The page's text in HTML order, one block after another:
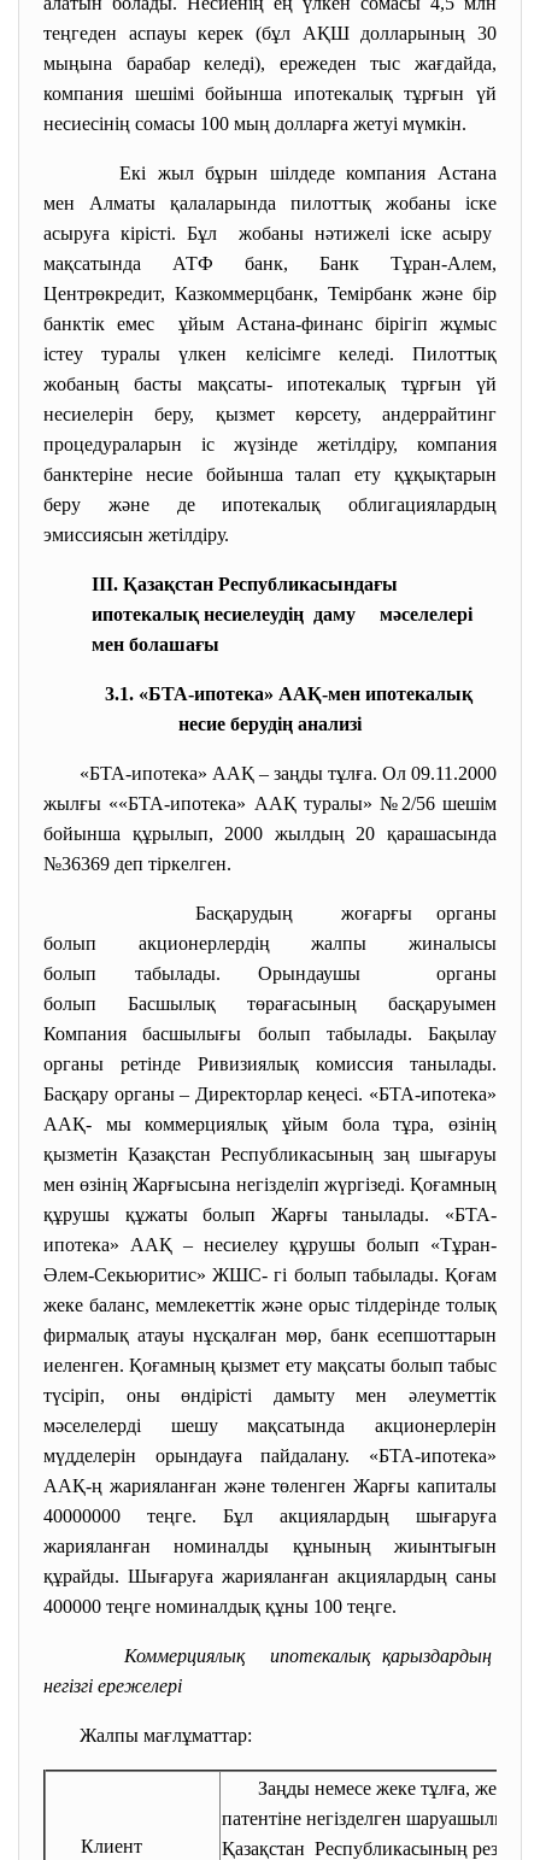
теңгеден аспауы керек (бұл АҚШ долларының 30
мыңына барабар келеді), ережеден тыс жағдайда,
компания шешімі бойынша ипотекалық тұрғын үй
несиесінің сомасы 100 мың долларға жетуі мүмкін.
Екі жыл бұрын шілдеде компания Астана
мен Алматы қалаларында пилоттық жобаны іске
асыруға кірісті. Бұл жобаны нәтижелі іске асыру
мақсатында АТФ банк, Банк Тұран-Алем,
Центрөкредит, Казкоммерцбанк, Темірбанк және бір
банктік емес ұйым Астана-финанс бірігіп жұмыс
істеу туралы үлкен келісімге келеді. Пилоттық
жобаның басты мақсаты- ипотекалық тұрғын үй
несиелерін беру, қызмет көрсету, андеррайтинг
процедураларын іс жүзінде жетілдіру, компания
банктеріне несие бойынша талап ету құқықтарын
беру және де ипотекалық облигациялардың
эмиссиясын жетілдіру.
III. Қазақстан Республикасындағы
ипотекалық несиелеудің даму мәселелері
мен болашағы
3.1. «БТА-ипотека» ААҚ-мен ипотекалық
несие берудің анализі
«БТА-ипотека» ААҚ – заңды тұлға. Ол 09.11.2000
жылғы ««БТА-ипотека» ААҚ туралы» №2/56 шешім
бойынша құрылып, 2000 жылдың 20 қарашасында
№36369 деп тіркелген.
Басқарудың жоғарғы органы
болып акционерлердің жалпы жиналысы
болып табылады. Орындаушы органы
болып Басшылық төрағасының басқаруымен
Компания басшылығы болып табылады. Бақылау
органы ретінде Ривизиялық комиссия танылады.
Басқару органы – Директорлар кеңесі. «БТА-ипотека»
ААҚ- мы коммерциялық ұйым бола тұра, өзінің
қызметін Қазақстан Республикасының заң шығаруы
мен өзінің Жарғысына негізделіп жүргізеді. Қоғамның
құрушы құжаты болып Жарғы танылады. «БТА-
ипотека» ААҚ – несиелеу құрушы болып «Тұран-
Әлем-Секьюритис» ЖШС- гі болып табылады. Қоғам
жеке баланс, мемлекеттік және орыс тілдерінде толық
фирмалық атауы нұсқалған мөр, банк есепшоттарын
иеленген. Қоғамның қызмет ету мақсаты болып табыс
түсіріп, оны өндірісті дамыту мен әлеуметтік
мәселелерді шешу мақсатында акционерлерін
мүдделерін орындауға пайдалану. «БТА-ипотека»
ААҚ-ң жарияланған және төленген Жарғы капиталы
40000000 теңге. Бұл акциялардың шығаруға
жарияланған номиналды құнының жиынтығын
құрайды. Шығаруға жарияланған акциялардың саны
400000 теңге номиналдық құны 100 теңге.
Коммерциялық ипотекалық қарыздардың
негізгі ережелері
Жалпы мағлұматтар:
Клиент
Заңды немесе жеке тұлға, жеке
патентіне негізделген шаруашылық
Қазақстан Республикасының